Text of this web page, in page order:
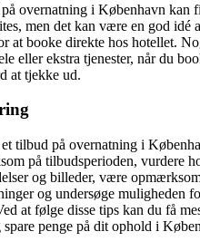
overnatning i København kan
men det kan være en god idé
at booke direkte hos hotellet.
eller ekstra tjenester, når du
at tjekke ud.
tilbud på overnatning i
på tilbudsperioden, vurdere
og billeder, være
og undersøge muligheden
at følge disse tips kan du få
penge på dit ophold i